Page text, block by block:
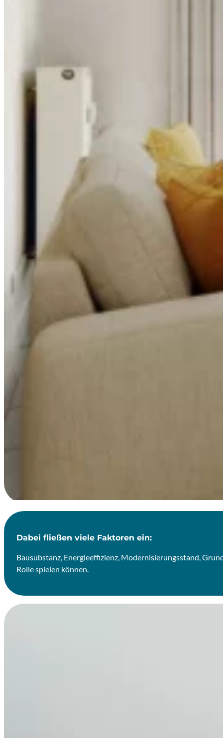
Dabei fließen viele Faktoren ein:
Bausubstanz, Energieeffizienz, Modernisierungsstand,
Rolle spielen können.